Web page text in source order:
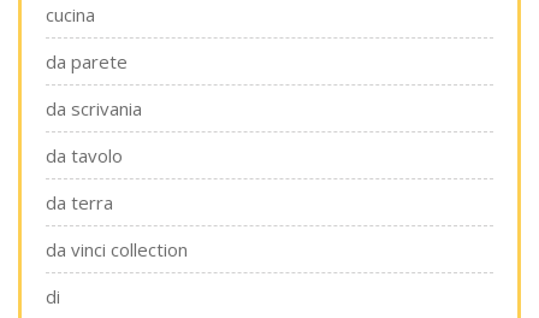
cucina
da parete
da scrivania
da tavolo
da terra
da vinci collection
di